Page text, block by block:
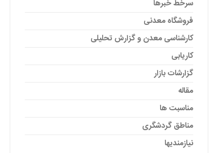
سرخط خبرها
فروشگاه معدنی
کارشناسی معدن و گزارش تحلیلی
کاریابی
گزارشات بازار
مقاله
مناسبت ها
مناطق گردشگری
نیازمندیها